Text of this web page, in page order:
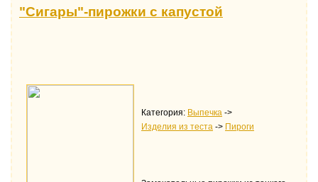
"Сигары"-пирожки с капустой
Категория: Выпечка ->
Изделия из теста -> Пироги